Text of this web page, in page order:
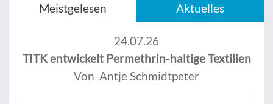
Meistgelesen Aktuelles
24.07.26
TITK entwickelt Permethrin-haltige Textilien
Von Antje Schmidtpeter